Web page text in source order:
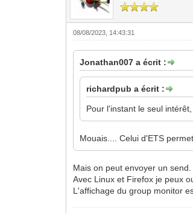
08/08/2023, 14:43:31
Jonathan007 a écrit :
richardpub a écrit :
Pour l'instant le seul
Mouais.... Celui d'ETS
Mais on peut envoyer un send.
Avec Linux et Firefox je peux
L'affichage du group monitor